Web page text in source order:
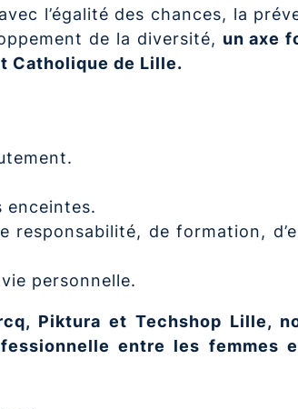
l’égalité des chances, la
de la diversité, un axe
Catholique de Lille.
enceintes.
responsabilité, de formation,
personnelle.
Piktura et Techshop Lille,
entre les femmes